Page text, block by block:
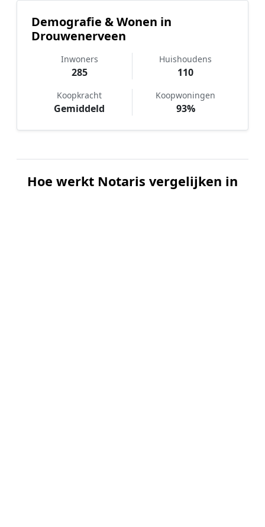
Demografie & Wonen in
Drouwenerveen
Inwoners
285
Huishoudens
110
Koopkracht
Gemiddeld
Koopwoningen
93%
Hoe werkt Notaris vergelijken in